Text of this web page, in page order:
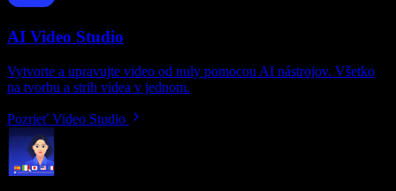
AI Video Studio
Vytvorte a upravujte video od nuly pomocou AI nástrojov. Všetko
na tvorbu a strih videa v jednom.
Pozrieť Video Studio